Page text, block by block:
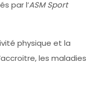
par l’ASM Sport
physique et la
les maladies